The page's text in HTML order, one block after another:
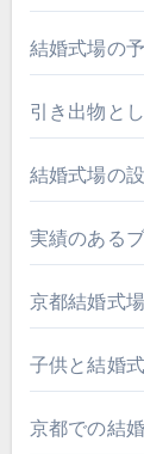
結婚式場の
引き出物と
結婚式場の
実績のある
京都結婚式
子供と結婚
京都での結